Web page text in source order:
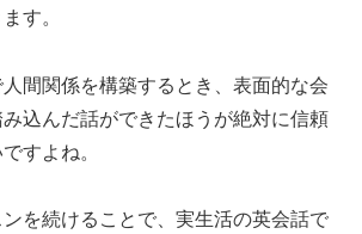
す。
間関係を構築するとき、表面的な会
込んだ話ができたほうが絶対に信頼
すよね。
ンを続けることで、実生活の英会話で